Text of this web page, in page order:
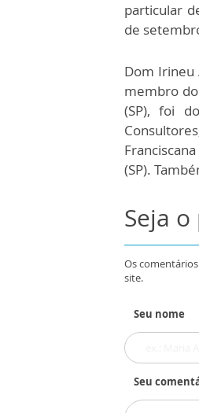
particular
de
Dom Irineu
membro
(SP), foi
(SP).
Seja
Os
site.
Seu nome
Seu